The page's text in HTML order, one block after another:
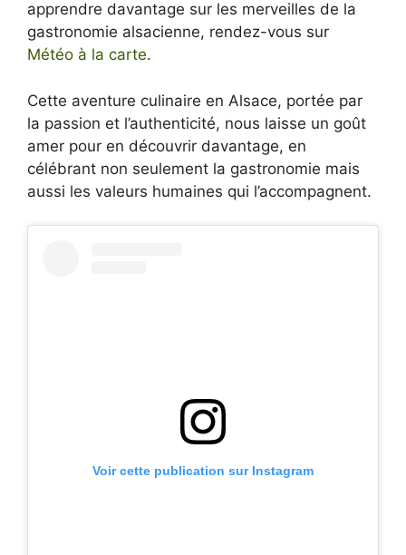
apprendre davantage sur les merveilles de la
gastronomie alsacienne, rendez-vous sur
Météo à la carte.
Cette aventure culinaire en Alsace, portée par
la passion et l’authenticité, nous laisse un goût
amer pour en découvrir davantage, en
célébrant non seulement la gastronomie mais
aussi les valeurs humaines qui l’accompagnent.
Voir cette publication sur Instagram